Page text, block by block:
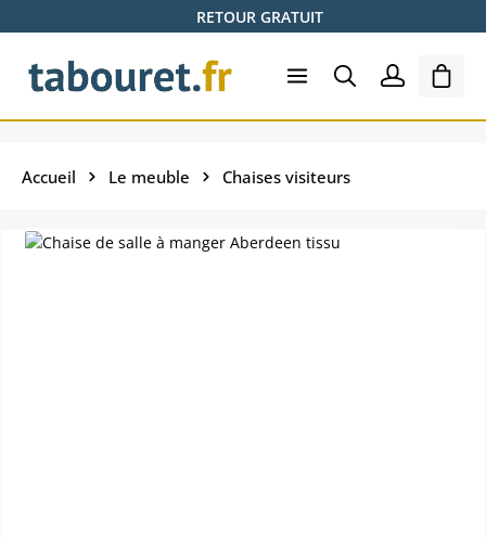
Passer au contenu principalRETOUR GRATUIT
Le
Accueil Le meuble Chaises visiteurs